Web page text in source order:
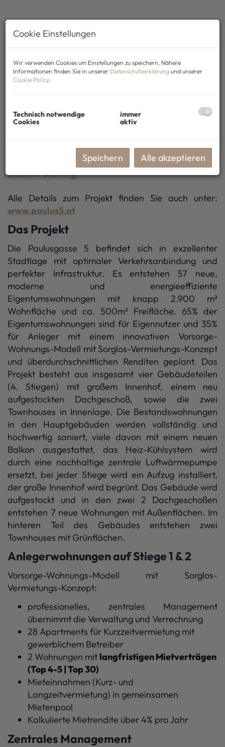
Beschreibung
Alle Details zum Projekt finden Sie auch unter:
www.paulus5.at
Das Projekt
Die Paulusgasse 5 befindet sich in exzellenter
Stadtlage mit optimaler Verkehrsanbindung und
perfekter Infrastruktur. Es entstehen 57 neue,
moderne und energieeffiziente
Eigentumswohnungen mit knapp 2.900 m²
Wohnfläche und ca. 500m² Freifläche. 65% der
Eigentumswohnungen sind für Eigennutzer und 35%
für Anleger mit einem innovativen Vorsorge-
Wohnungs-Modell mit Sorglos-Vermietungs-Konzept
und überdurchschnittlichen Renditen geplant. Das
Projekt besteht aus insgesamt vier Gebäudeteilen
(4. Stiegen) mit großem Innenhof, einem neu
aufgestockten Dachgeschoß, sowie die zwei
Townhouses in Innenlage. Die Bestandswohnungen
in den Hauptgebäuden werden vollständig und
hochwertig saniert, viele davon mit einem neuen
Balkon ausgestattet, das Heiz-Kühlsystem wird
durch eine nachhaltige zentrale Luftwärmepumpe
ersetzt, bei jeder Stiege wird ein Aufzug installiert,
der große Innenhof wird begrünt. Das Gebäude wird
aufgestockt und in den zwei 2 Dachgeschoßen
entstehen 7 neue Wohnungen mit Außenflächen. Im
hinteren Teil des Gebäudes entstehen zwei
Townhouses mit Grünflächen.
Anlegerwohnungen auf Stiege 1 & 2
Vorsorge-Wohnungs-Modell mit Sorglos-
Vermietungs-Konzept:
professionelles, zentrales Management
übernimmt die Verwaltung und Verrechnung
28 Apartments für Kurzzeitvermietung mit
gewerblichem Betreiber
2 Wohnungen mit langfristigen Mietverträgen
(Top 4-5 | Top 30)
Mieteinnahmen (Kurz- und
Langzeitvermietung) in gemeinsamen
Mietenpool
Kalkulierte Mietrendite über 4% pro Jahr
Zentrales Management
Cookie Einstellungen
Wir verwenden Cookies um Einstellungen zu speichern. Nähere
Informationen finden Sie in unserer Datenschutzerklärung und unserer
Cookie Policy.
Technisch notwendige
Cookies
immer
aktiv
Speichern Alle akzeptieren